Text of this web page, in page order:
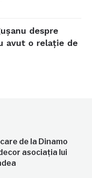
despre
avut o relație de
de la Dinamo
asociația lui